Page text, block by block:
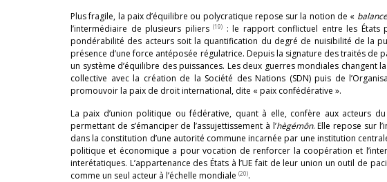
Plus fragile, la paix d’équilibre ou polycratique repose sur la notion de « balance
l’intermédiaire de plusieurs piliers (19) : le rapport conflictuel entre les
pondérabilité des acteurs soit la quantification du degré de nuisibilité de la
présence d’une force antéposée régulatrice. Depuis la signature des traités
un système d’équilibre des puissances. Les deux guerres mondiales
collective avec la création de la Société des Nations (SDN) puis de
promouvoir la paix de droit international, dite « paix confédérative ».
La paix d’union politique ou fédérative, quant à elle, confère aux acteurs
permettant de s’émanciper de l’assujettissement à l’hègémôn. Elle repose sur
dans la constitution d’une autorité commune incarnée par une institution
politique et économique a pour vocation de renforcer la coopération et
interétatiques. L’appartenance des États à l’UE fait de leur union un outil de
comme un seul acteur à l’échelle mondiale (20).